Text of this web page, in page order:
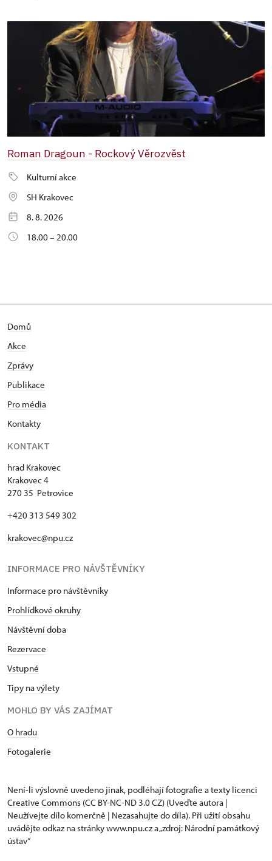
Roman Dragoun - Rockový Věrozvěst
Kulturní akce
SH Krakovec
8. 8. 2026
18.00 – 20.00
Domů
Akce
Zprávy
Publikace
Pro média
Kontakty
KONTAKT
hrad Krakovec
Krakovec 4
270 35 Petrovice
+420 313 549 302
krakovec@npu.cz
INFORMACE PRO NÁVŠTĚVNÍKY
Informace pro návštěvníky
Prohlídkové okruhy
Návštěvní doba
Rezervace
Vstupné
Tipy na výlety
MOHLO BY VÁS ZAJÍMAT
O hradu
Fotogalerie
Není-li výslovně uvedeno jinak, podléhají fotografie a texty licenci
Creative Commons (CC BY-NC-ND 3.0 CZ) (Uveďte autora |
Neužívejte dílo komerčně | Nezasahujte do díla). Při užití obsahu
uvádějte odkaz na stránky www.npu.cz a „zdroj: Národní památkový
ústav“